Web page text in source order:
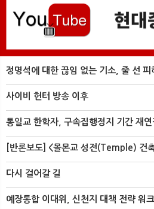
정명석에 대한 끊임 없는 기소, 줄 선 피
사이비 헌터 방송 이후
통일교 한학자, 구속집행정지 기간 재연
[반론보도] <몰몬교 성전(Temple) 건축
다시 걸어갈 길
예장통합 이대위, 신천지 대책 전략 워크